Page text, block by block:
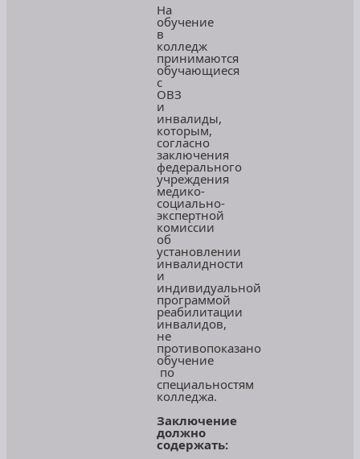
На
обучение
в
колледж
принимаются
обучающиеся
с
ОВЗ
и
инвалиды,
которым,
согласно
заключения
федерального
учреждения
медико-
социально-
экспертной
комиссии
об
установлении
инвалидности
и
индивидуальной
программой
реабилитации
инвалидов,
не
противопоказано
обучение
по
специальностям
колледжа.
Заключение
должно
содержать: